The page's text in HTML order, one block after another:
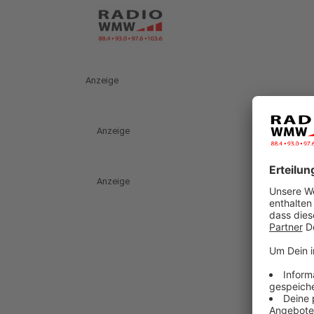
Anzeige
Anzeige
Anzeige